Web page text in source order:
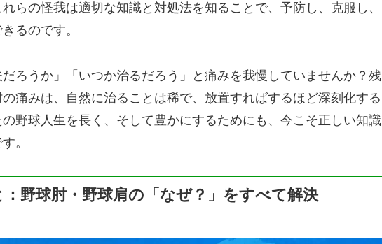
らの怪我は適切な知識と対処法を知ることで、予防し、克服し、
るのです。
だろうか」「いつか治るだろう」と痛みを我慢していませんか？残
痛みは、自然に治ることは稀で、放置すればするほど深刻化する
野球人生を長く、そして豊かにするためにも、今こそ正しい知識
。
野球肘・野球肩の「なぜ？」をすべて解決